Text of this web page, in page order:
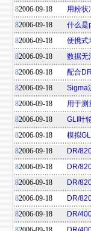
82006-09-18
用粉状
82006-09-18
什么是
82006-09-18
便携式
82006-09-18
数据无
82006-09-18
配合
82006-09-18
Sigma
82006-09-18
用于测
82006-09-18
GLI叶
82006-09-18
模拟
82006-09-18
DR/
82006-09-18
DR/
82006-09-18
DR/
82006-09-18
DR/
82006-09-18
DR/